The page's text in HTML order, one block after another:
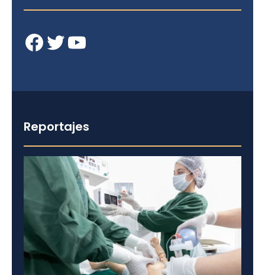
Facebook Twitter YouTube
Reportajes